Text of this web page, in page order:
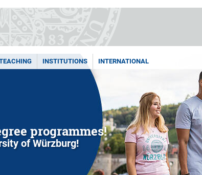
INSTITUTIONS INTERNATIONAL
programmes!
of Würzburg!